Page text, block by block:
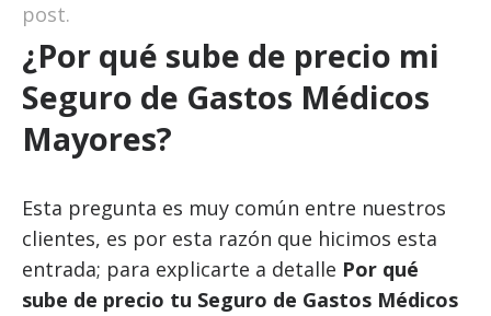
post.
¿Por qué sube de precio mi
Seguro de Gastos Médicos
Mayores?
Esta pregunta es muy común entre nuestros
clientes, es por esta razón que hicimos esta
entrada; para explicarte a detalle Por qué
sube de precio tu Seguro de Gastos Médicos